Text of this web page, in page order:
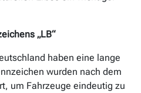
„LB“
haben eine lange
wurden nach dem
um Fahrzeuge eindeutig zu